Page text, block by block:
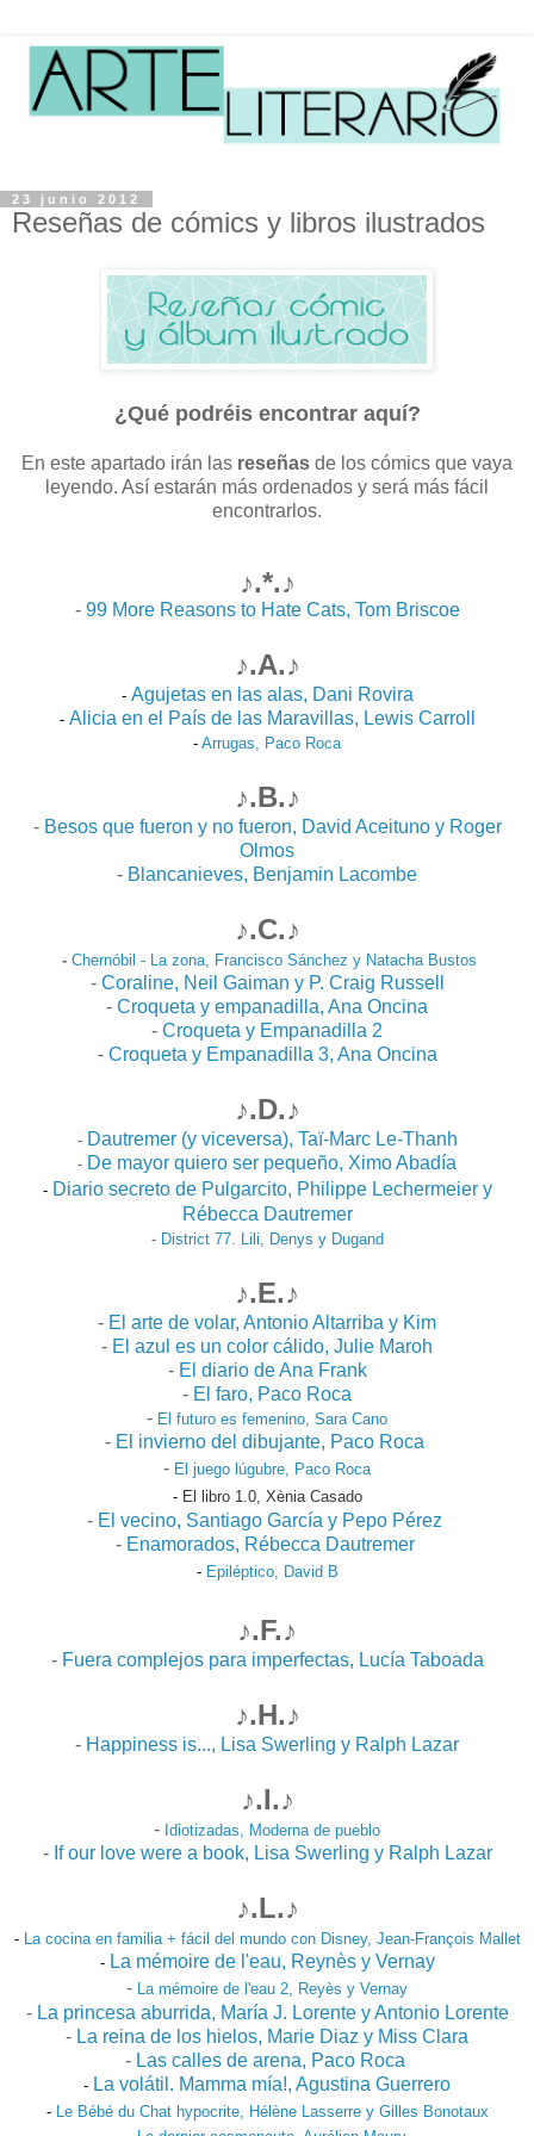
23 junio 2012
Reseñas de cómics y libros ilustrados
¿Qué podréis encontrar aquí?
En este apartado irán las reseñas de los cómics que vaya
leyendo. Así estarán más ordenados y será más fácil
encontrarlos.
♪.*.♪
- 99 More Reasons to Hate Cats, Tom Briscoe
♪.A.♪
- Agujetas en las alas, Dani Rovira
- Alicia en el País de las Maravillas, Lewis Carroll
- Arrugas, Paco Roca
♪.B.♪
- Besos que fueron y no fueron, David Aceituno y Roger
Olmos
- Blancanieves, Benjamin Lacombe
♪.C.♪
- Chernóbil - La zona, Francisco Sánchez y Natacha Bustos
- Coraline, Neil Gaiman y P. Craig Russell
- Croqueta y empanadilla, Ana Oncina
- Croqueta y Empanadilla 2
- Croqueta y Empanadilla 3, Ana Oncina
♪.D.♪
- Dautremer (y viceversa), Taï-Marc Le-Thanh
- De mayor quiero ser pequeño, Ximo Abadía
- Diario secreto de Pulgarcito, Philippe Lechermeier y
Rébecca Dautremer
- District 77. Lili, Denys y Dugand
♪.E.♪
- El arte de volar, Antonio Altarriba y Kim
- El azul es un color cálido, Julie Maroh
- El diario de Ana Frank
- El faro, Paco Roca
- El futuro es femenino, Sara Cano
- El invierno del dibujante, Paco Roca
- El juego lúgubre, Paco Roca
- El libro 1.0, Xènia Casado
- El vecino, Santiago García y Pepo Pérez
- Enamorados, Rébecca Dautremer
- Epiléptico, David B
♪.F.♪
- Fuera complejos para imperfectas, Lucía Taboada
♪.H.♪
- Happiness is..., Lisa Swerling y Ralph Lazar
♪.I.♪
- Idiotizadas, Moderna de pueblo
- If our love were a book, Lisa Swerling y Ralph Lazar
♪.L.♪
- La cocina en familia + fácil del mundo con Disney, Jean-François Mallet
- La mémoire de l'eau, Reynès y Vernay
- La mémoire de l'eau 2, Reyès y Vernay
- La princesa aburrida, María J. Lorente y Antonio Lorente
- La reina de los hielos, Marie Diaz y Miss Clara
- Las calles de arena, Paco Roca
- La volátil. Mamma mía!, Agustina Guerrero
- Le Bébé du Chat hypocrite, Hélène Lasserre y Gilles Bonotaux